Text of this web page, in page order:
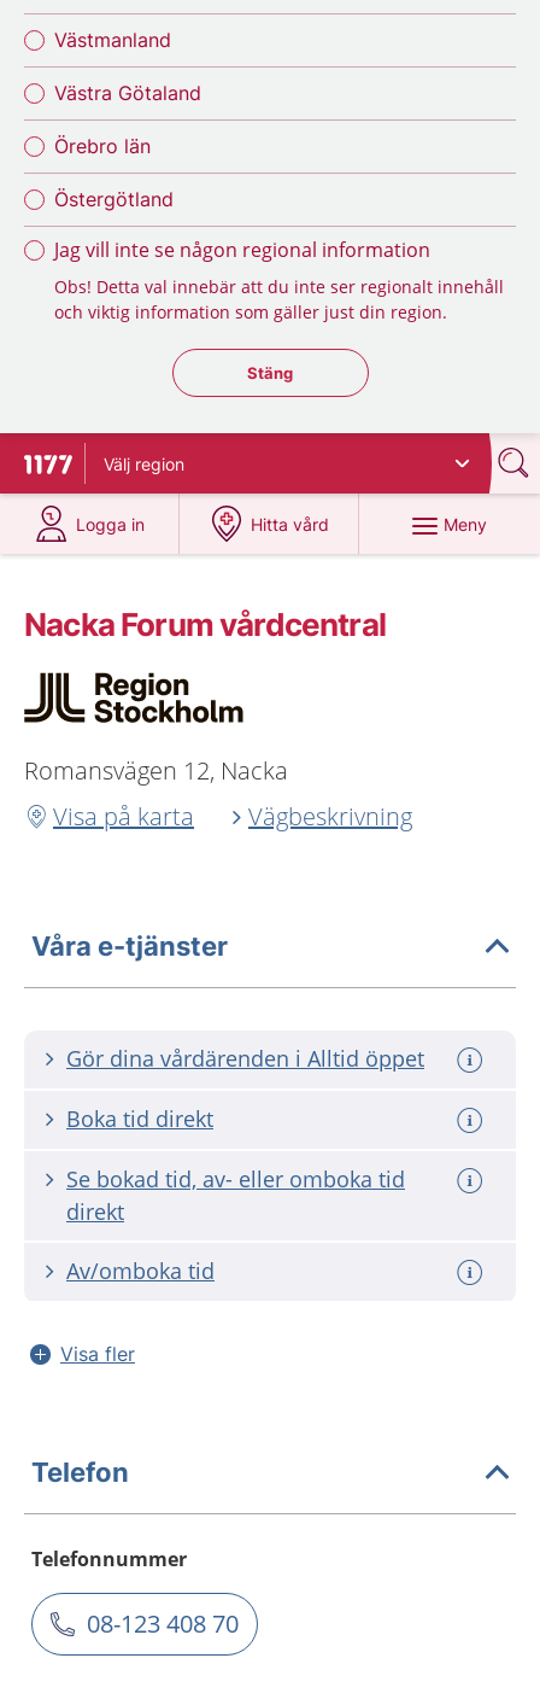
Västmanland
Västra Götaland
Örebro län
Östergötland
Jag vill inte se någon regional information
Obs! Detta val innebär att du inte ser regionalt innehåll
och viktig information som gäller just din region.
Stäng regionsväljaren
Stäng
Till startsidan för 1177
Välj region
Logga in
på 1177.se
Hitta vård
på 1177.se
Meny
Nacka Forum vårdcentral
Romansvägen 12, Nacka
Visa på karta
Vägbeskrivning
Våra e-tjänster
Gör dina vårdärenden i Alltid öppet
Boka tid direkt
Se bokad tid, av- eller omboka tid
direkt
Av/omboka tid
Visa fler
Telefon
Telefonnummer
08-123 408 70